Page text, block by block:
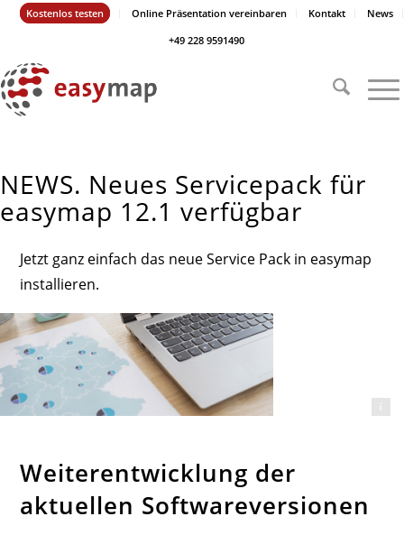
Kostenlos testen Online Präsentation vereinbaren Kontakt
News
+49 228 9591490
NEWS. Neues Servicepack für
easymap 12.1 verfügbar
Jetzt ganz einfach das neue Service Pack in easymap
installieren.
Weiterentwicklung der
aktuellen Softwareversionen